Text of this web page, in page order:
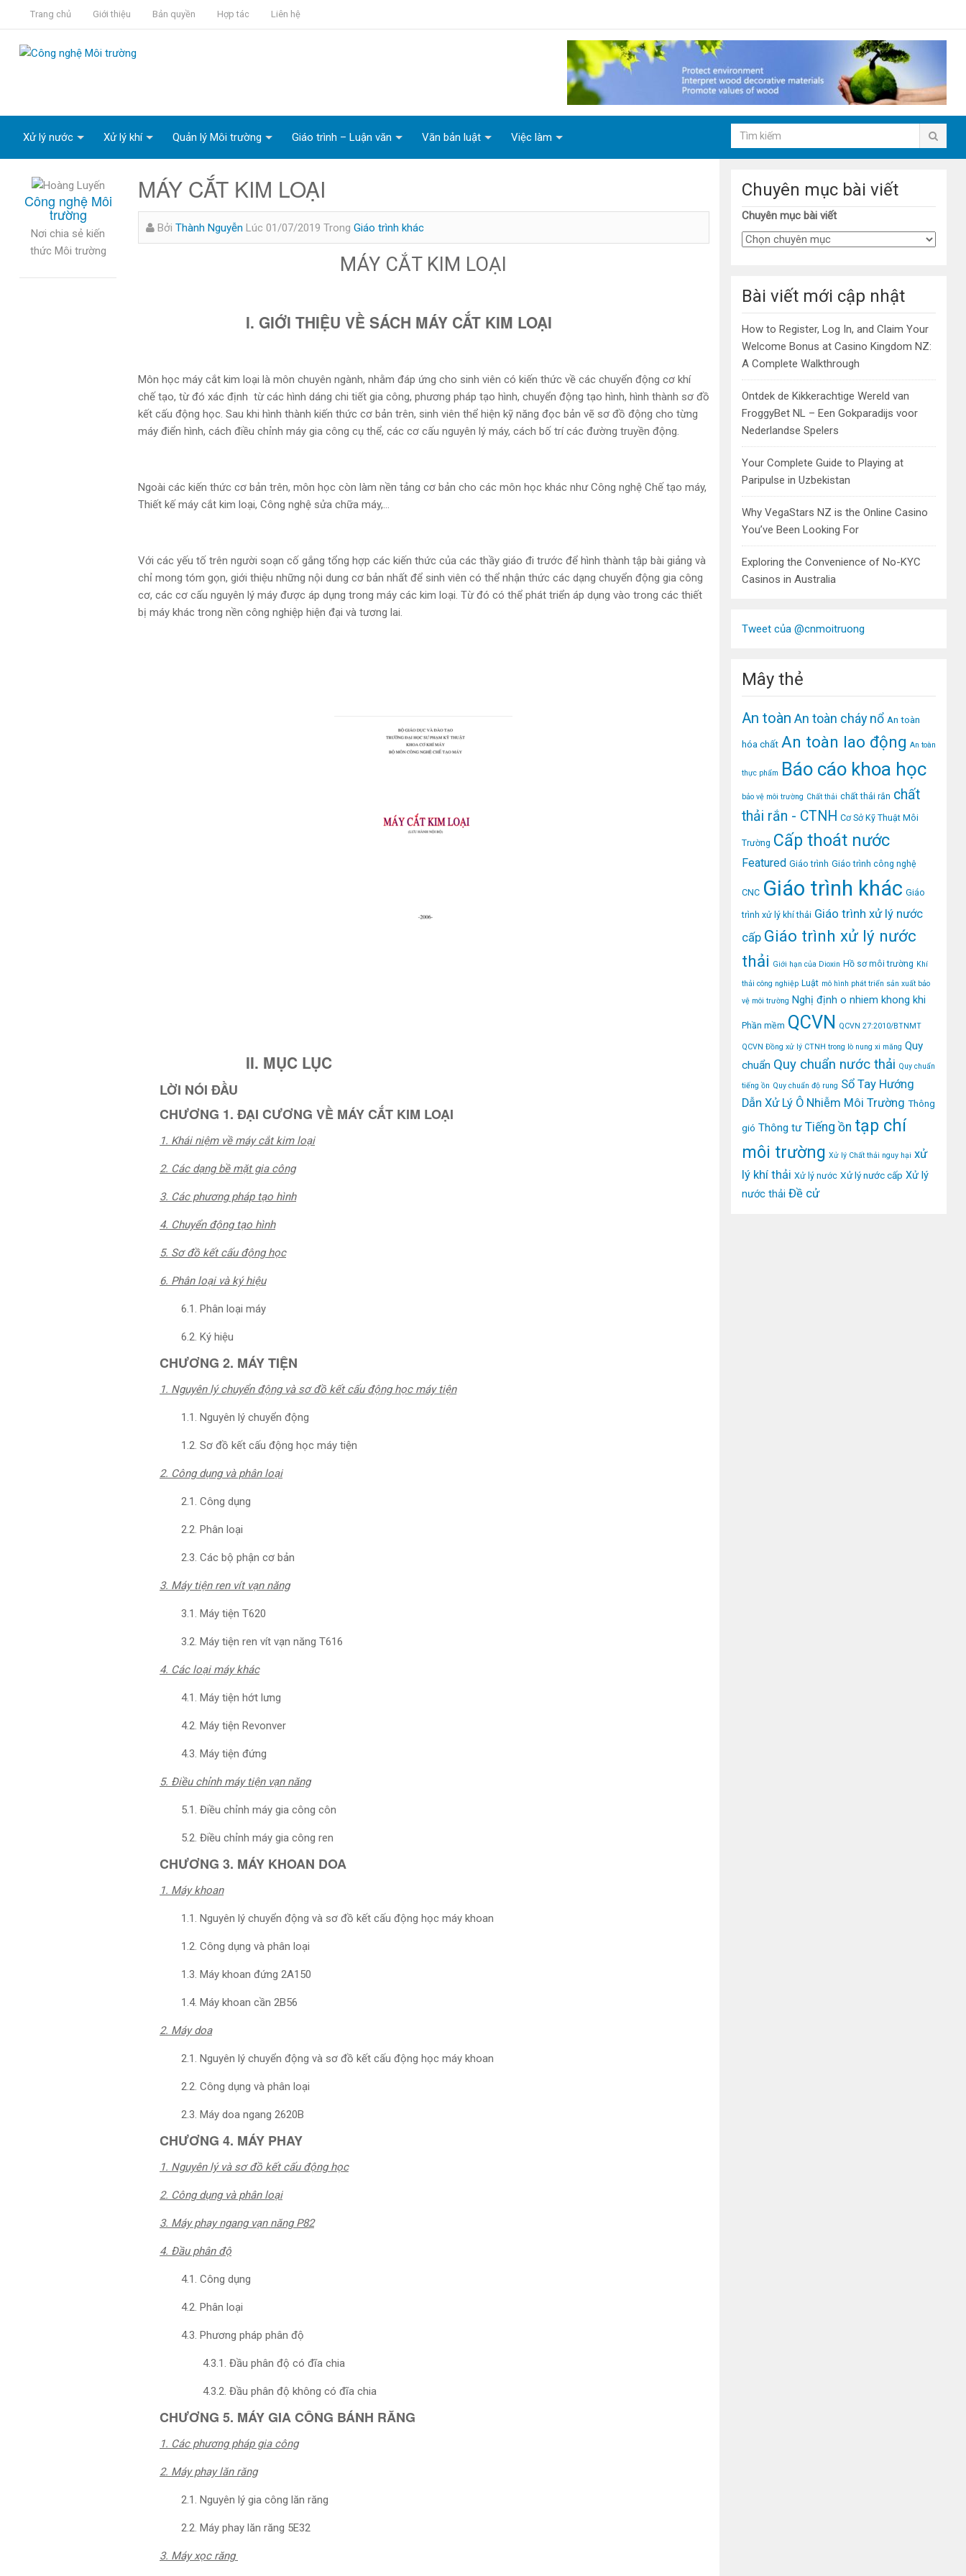
Trang chủ Giới thiệu Bản quyền Hợp tác Liên hệ
Xử lý nước Xử lý khí Quản lý Môi trường Giáo trình – Luận văn Văn bản luật Việc làm
Công nghệ Môi
trường
Nơi chia sẻ kiến
thức Môi trường
MÁY CẮT KIM LOẠI
Bởi Thành Nguyễn Lúc 01/07/2019 Trong Giáo trình khác
MÁY CẮT KIM LOẠI
I. GIỚI THIỆU VỀ SÁCH MÁY CẮT KIM LOẠI
Môn học máy cắt kim loại là môn chuyên ngành, nhằm đáp ứng cho sinh viên có kiến thức về các chuyển động cơ khí
chế tạo, từ đó xác định từ các hình dáng chi tiết gia công, phương pháp tạo hình, chuyển động tạo hình, hình thành sơ đồ
kết cấu động học. Sau khi hình thành kiến thức cơ bản trên, sinh viên thể hiện kỹ năng đọc bản vẽ sơ đồ động cho từng
máy điển hình, cách điều chỉnh máy gia công cụ thể, các cơ cấu nguyên lý máy, cách bố trí các đường truyền động.
Ngoài các kiến thức cơ bản trên, môn học còn làm nền tảng cơ bản cho các môn học khác như Công nghệ Chế tạo máy,
Thiết kế máy cắt kim loại, Công nghệ sửa chữa máy,…
Với các yếu tố trên người soạn cố gắng tổng hợp các kiến thức của các thầy giáo đi trước để hình thành tập bài giảng và
chỉ mong tóm gọn, giới thiệu những nội dung cơ bản nhất để sinh viên có thể nhận thức các dạng chuyển động gia công
cơ, các cơ cấu nguyên lý máy được áp dụng trong máy các kim loại. Từ đó có thể phát triển áp dụng vào trong các thiết
bị máy khác trong nền công nghiệp hiện đại và tương lai.
II. MỤC LỤC
LỜI NÓI ĐẦU
CHƯƠNG 1. ĐẠI CƯƠNG VỀ MÁY CẮT KIM LOẠI
1. Khái niệm về máy cắt kim loại
2. Các dạng bề mặt gia công
3. Các phương pháp tạo hình
4. Chuyển động tạo hình
5. Sơ đồ kết cấu động học
6. Phân loại và ký hiệu
6.1. Phân loại máy
6.2. Ký hiệu
CHƯƠNG 2. MÁY TIỆN
1. Nguyên lý chuyển động và sơ đồ kết cấu động học máy tiện
1.1. Nguyên lý chuyển động
1.2. Sơ đồ kết cấu động học máy tiện
2. Công dụng và phân loại
2.1. Công dụng
2.2. Phân loại
2.3. Các bộ phận cơ bản
3. Máy tiện ren vít vạn năng
3.1. Máy tiện T620
3.2. Máy tiện ren vít vạn năng T616
4. Các loại máy khác
4.1. Máy tiện hớt lưng
4.2. Máy tiện Revonver
4.3. Máy tiện đứng
5. Điều chỉnh máy tiện vạn năng
5.1. Điều chỉnh máy gia công côn
5.2. Điều chỉnh máy gia công ren
CHƯƠNG 3. MÁY KHOAN DOA
1. Máy khoan
1.1. Nguyên lý chuyển động và sơ đồ kết cấu động học máy khoan
1.2. Công dụng và phân loại
1.3. Máy khoan đứng 2A150
1.4. Máy khoan cần 2B56
2. Máy doa
2.1. Nguyên lý chuyển động và sơ đồ kết cấu động học máy khoan
2.2. Công dụng và phân loại
2.3. Máy doa ngang 2620B
CHƯƠNG 4. MÁY PHAY
1. Nguyên lý và sơ đồ kết cấu động học
2. Công dụng và phân loại
3. Máy phay ngang vạn năng P82
4. Đầu phân độ
4.1. Công dụng
4.2. Phân loại
4.3. Phương pháp phân độ
4.3.1. Đầu phân độ có đĩa chia
4.3.2. Đầu phân độ không có đĩa chia
CHƯƠNG 5. MÁY GIA CÔNG BÁNH RĂNG
1. Các phương pháp gia công
2. Máy phay lăn răng
2.1. Nguyên lý gia công lăn răng
2.2. Máy phay lăn răng 5E32
3. Máy xọc răng
Chuyên mục bài viết
Chuyên mục bài viết
Bài viết mới cập nhật
How to Register, Log In, and Claim Your
Welcome Bonus at Casino Kingdom NZ:
A Complete Walkthrough
Ontdek de Kikkerachtige Wereld van
FroggyBet NL – Een Gokparadijs voor
Nederlandse Spelers
Your Complete Guide to Playing at
Paripulse in Uzbekistan
Why VegaStars NZ is the Online Casino
You’ve Been Looking For
Exploring the Convenience of No-KYC
Casinos in Australia
Tweet của @cnmoitruong
Mây thẻ
An toàn An toàn cháy nổ An toàn
hóa chất An toàn lao động An toàn
thực phẩm Báo cáo khoa học
bảo vệ môi trường Chất thải chất thải rắn chất
thải rắn - CTNH Cơ Sở Kỹ Thuật Môi
Trường Cấp thoát nước
Featured Giáo trình Giáo trình công nghệ
CNC Giáo trình khác Giáo
trình xử lý khí thải Giáo trình xử lý nước
cấp Giáo trình xử lý nước
thải Giới hạn của Dioxin Hồ sơ môi trường Khí
thải công nghiệp Luật mô hình phát triển sản xuất bảo
vệ môi trường Nghị định o nhiem khong khi
Phần mềm QCVN QCVN 27:2010/BTNMT
QCVN Đồng xử lý CTNH trong lò nung xi măng Quy
chuẩn Quy chuẩn nước thải Quy chuẩn
tiếng ồn Quy chuẩn độ rung Sổ Tay Hướng
Dẫn Xử Lý Ô Nhiễm Môi Trường Thông
gió Thông tư Tiếng ồn tạp chí
môi trường Xử lý Chất thải nguy hại xử
lý khí thải Xử lý nước Xử lý nước cấp Xử lý
nước thải Đề cử